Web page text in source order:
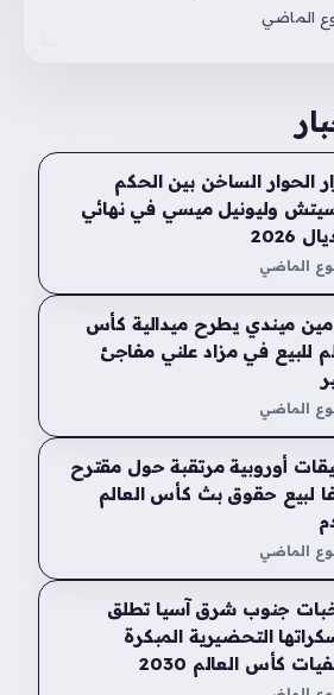
الماضي
الحوار الساخن بين الحكم
وليونيل ميسي في نهائي
2026
الماضي
ميندي يطرح ميدالية كأس
للبيع في مزاد علني مفاجئ
الماضي
أوروبية مرتقبة حول مقترح
لبيع حقوق بث كأس العالم
الماضي
جنوب شرق آسيا تطلق
التحضيرية المبكرة
كأس العالم 2030